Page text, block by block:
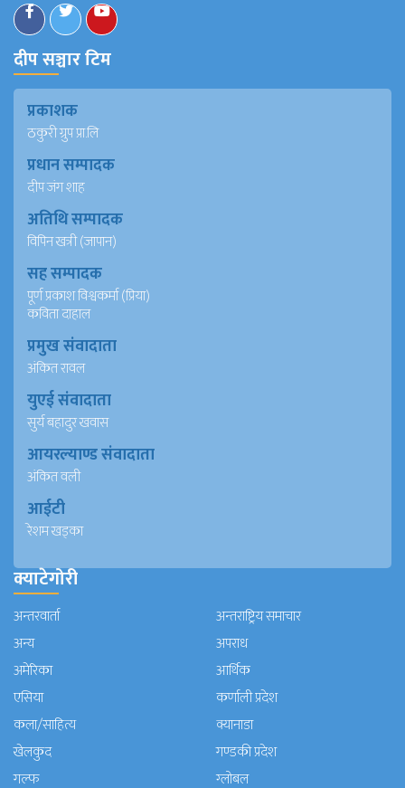
दीप सञ्चार टिम
प्रकाशक
ठकुरी ग्रुप प्रा.लि
प्रधान सम्पादक
दीप जंग शाह
अतिथि सम्पादक
विपिन खत्री (जापान)
सह सम्पादक
पूर्ण प्रकाश विश्वकर्मा (प्रिया)
कविता दाहाल
प्रमुख संवादाता
अंकित रावल
युएई संवादाता
सुर्य बहादुर खवास
आयरल्याण्ड संवादाता
अंकित वली
आईटी
रेशम खड्का
क्याटेगोरी
अन्तरवार्ता
अन्तराष्ट्रिय समाचार
अन्य
अपराध
अमेरिका
आर्थिक
एसिया
कर्णाली प्रदेश
कला/साहित्य
क्यानाडा
खेलकुद
गण्डकी प्रदेश
गल्फ
ग्लोबल